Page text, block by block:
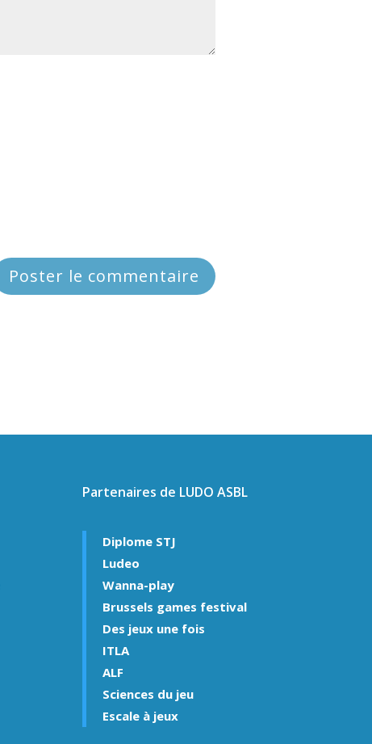
Partenaires de LUDO ASBL
Diplome STJ
Ludeo
Wanna-play
Brussels games festival
Des jeux une fois
ITLA
ALF
Sciences du jeu
Escale à jeux